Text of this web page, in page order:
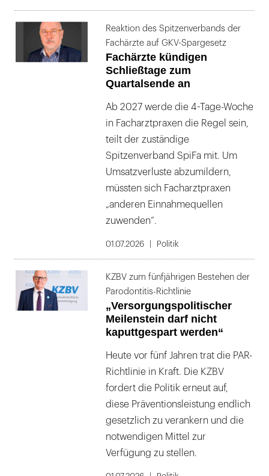
Reaktion des Spitzenverbands der
Fachärzte auf GKV-Spargesetz
Fachärzte kündigen
Schließtage zum
Quartalsende an
Ab 2027 werde die 4-Tage-Woche
in Facharztpraxen die Regel sein,
teilt der zuständige
Spitzenverband SpiFa mit. Um
Umsatzverluste abzumildern,
müssten sich Facharztpraxen
„anderen Einnahmequellen
zuwenden“.
01.07.2026 Politik
KZBV zum fünfjährigen Bestehen der
Parodontitis-Richtlinie
„Versorgungspolitischer
Meilenstein darf nicht
kaputtgespart werden“
Heute vor fünf Jahren trat die PAR-
Richtlinie in Kraft. Die KZBV
fordert die Politik erneut auf,
diese Präventionsleistung endlich
gesetzlich zu verankern und die
notwendigen Mittel zur
Verfügung zu stellen.